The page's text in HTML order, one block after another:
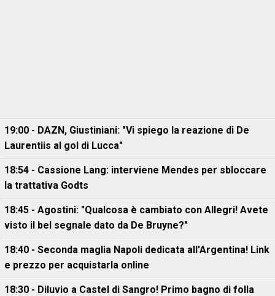
19:00 - DAZN, Giustiniani: "Vi spiego la reazione di De
Laurentiis al gol di Lucca"
18:54 - Cassione Lang: interviene Mendes per sbloccare
la trattativa Godts
18:45 - Agostini: "Qualcosa è cambiato con Allegri! Avete
visto il bel segnale dato da De Bruyne?"
18:40 - Seconda maglia Napoli dedicata all'Argentina! Link
e prezzo per acquistarla online
18:30 - Diluvio a Castel di Sangro! Primo bagno di folla